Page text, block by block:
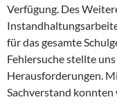
Verfügung. Des
für das gesamte
Fehlersuche stellte
Herausforderungen.
Sachverstand konnten